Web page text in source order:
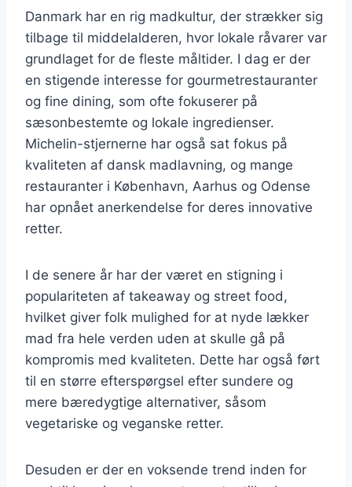
Danmark har en rig madkultur, der strækker sig
tilbage til middelalderen, hvor lokale råvarer var
grundlaget for de fleste måltider. I dag er der
en stigende interesse for gourmetrestauranter
og fine dining, som ofte fokuserer på
sæsonbestemte og lokale ingredienser.
Michelin-stjernerne har også sat fokus på
kvaliteten af dansk madlavning, og mange
restauranter i København, Aarhus og Odense
har opnået anerkendelse for deres innovative
retter.
I de senere år har der været en stigning i
populariteten af takeaway og street food,
hvilket giver folk mulighed for at nyde lækker
mad fra hele verden uden at skulle gå på
kompromis med kvaliteten. Dette har også ført
til en større efterspørgsel efter sundere og
mere bæredygtige alternativer, såsom
vegetariske og veganske retter.
Desuden er der en voksende trend inden for